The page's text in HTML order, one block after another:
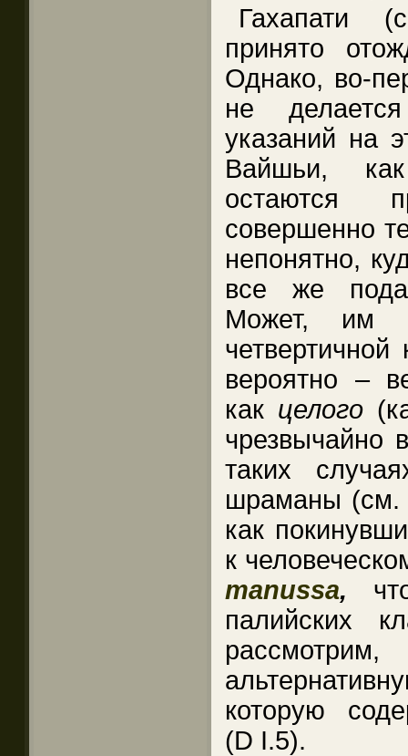
Гахапати
принято
Однако, во-
не
указаний на
Вайшьи,
остаются
совершенно
непонятно,
все же
Может, им
вероятно –
как целого
чрезвычайно
таких
шраманы (см.
как
к
manussa,
палийских
которую
(D I.5).